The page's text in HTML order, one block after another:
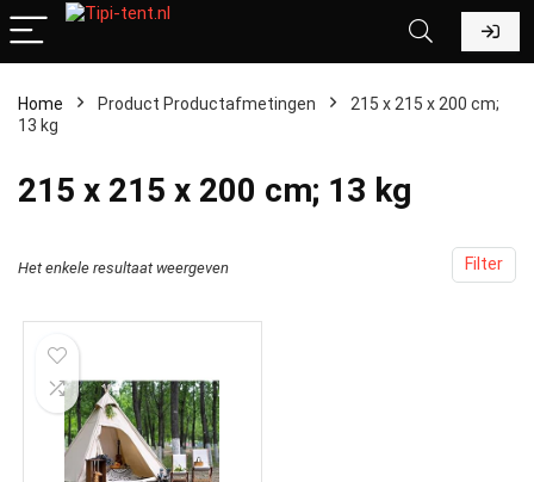
Home Product Productafmetingen
‎215 x 215 x 200 cm;
13 kg
‎215 x 215 x 200 cm; 13 kg
Filter
Het enkele resultaat weergeven